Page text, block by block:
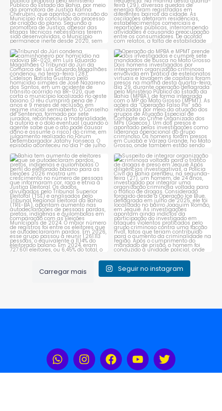
Tribunal do Júri condena
caminhoneiro por...
1 0
Operação do MPBA e MPMT
prende dois investigados e...
1 0
Bahia tem aumento de eleitores
que se autodeclaram...
1 0
Suspeito de integrar
organização criminosa
voltada...
1 0
Carregar mais Seguir no instagram